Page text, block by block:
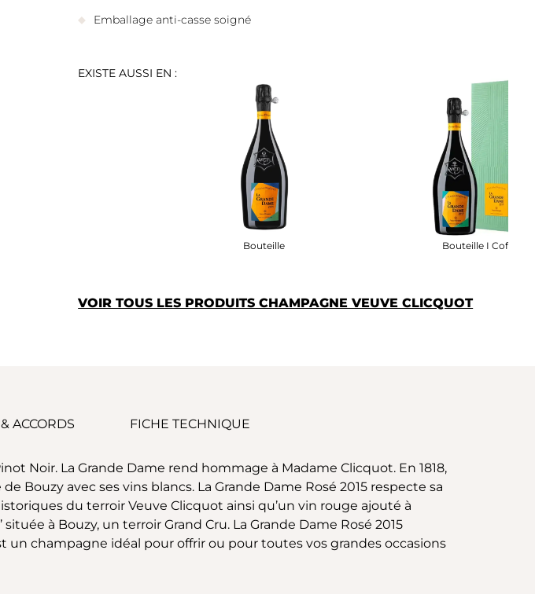
Emballage anti-casse soigné
EXISTE AUSSI EN :
Bouteille Bouteille I Coffret
VOIR TOUS LES PRODUITS CHAMPAGNE VEUVE CLICQUOT
ACCORDS FICHE TECHNIQUE
Noir. La Grande Dame rend hommage à Madame Clicquot. En 1818,
Bouzy avec ses vins blancs. La Grande Dame Rosé 2015 respecte sa
du terroir Veuve Clicquot ainsi qu’un vin rouge ajouté à
à Bouzy, un terroir Grand Cru. La Grande Dame Rosé 2015
champagne idéal pour offrir ou pour toutes vos grandes occasions